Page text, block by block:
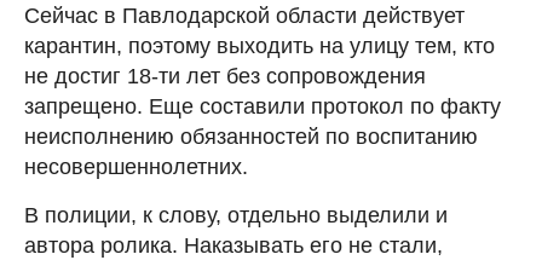
Сейчас в Павлодарской области действует
карантин, поэтому выходить на улицу тем, кто
не достиг 18-ти лет без сопровождения
запрещено. Еще составили протокол по факту
неисполнению обязанностей по воспитанию
несовершеннолетних.
В полиции, к слову, отдельно выделили и
автора ролика. Наказывать его не стали,